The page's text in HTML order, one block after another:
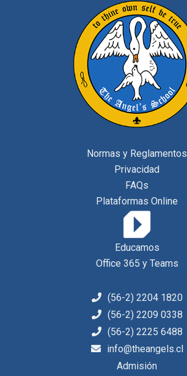
Normas y Reglamentos
Privacidad
FAQs
Plataformas Online
Educamos
Office 365 y Teams
(56-2) 2204 1820
(56-2) 2209 0338
(56-2) 2225 6488
info@theangels.cl
Admisión